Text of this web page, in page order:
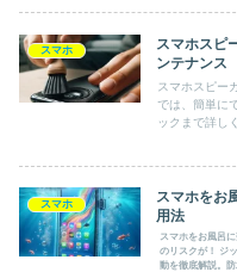
スマホ
スマホスピ
ンテナンス
スマホスピー
では、簡単に
ックまで詳し
スマホ
スマホをお
用法
スマホをお風呂
のリスクが！ ジ
動を徹底解説。